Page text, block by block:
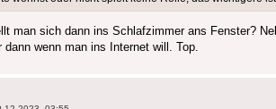
man sich dann ins Schlafzimmer ans Fenster?
wenn man ins Internet will. Top.